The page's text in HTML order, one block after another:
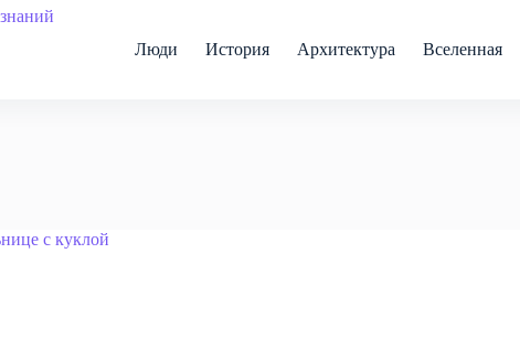
Люди История Архитектура Вселенная